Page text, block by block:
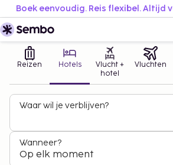
Boek eenvoudig. Reis flexibel. Altijd
Reizen Hotels
Vlucht +
hotel
Vluchten
Waar wil je verblijven?
Wanneer?
Op elk moment